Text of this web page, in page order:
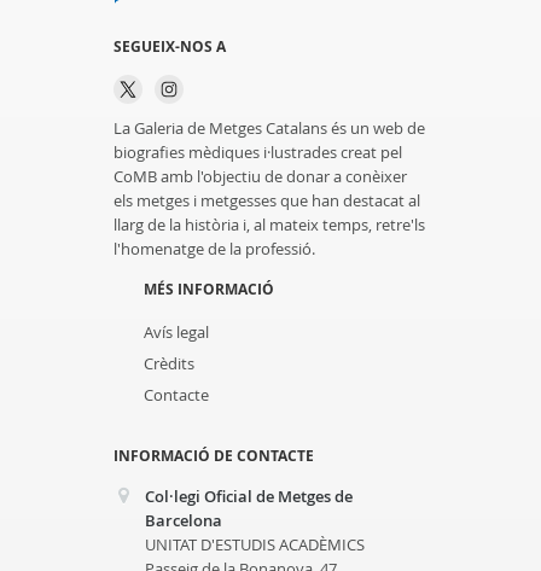
SEGUEIX-NOS A
La Galeria de Metges Catalans és un web de
biografies mèdiques i·lustrades creat pel
CoMB amb l'objectiu de donar a conèixer
els metges i metgesses que han destacat al
llarg de la història i, al mateix temps, retre'ls
l'homenatge de la professió.
MÉS INFORMACIÓ
Avís legal
Crèdits
Contacte
INFORMACIÓ DE CONTACTE
Col·legi Oficial de Metges de
Barcelona
UNITAT D'ESTUDIS ACADÈMICS